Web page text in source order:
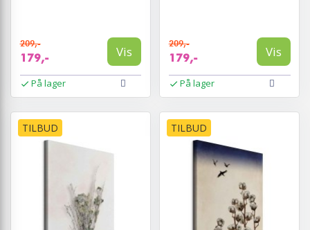
209,-
179,- Vis
På lager
209,-
179,- Vis
På lager
TILBUD TILBUD